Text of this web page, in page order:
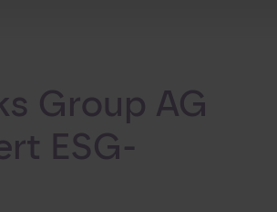
Group AG
ESG-